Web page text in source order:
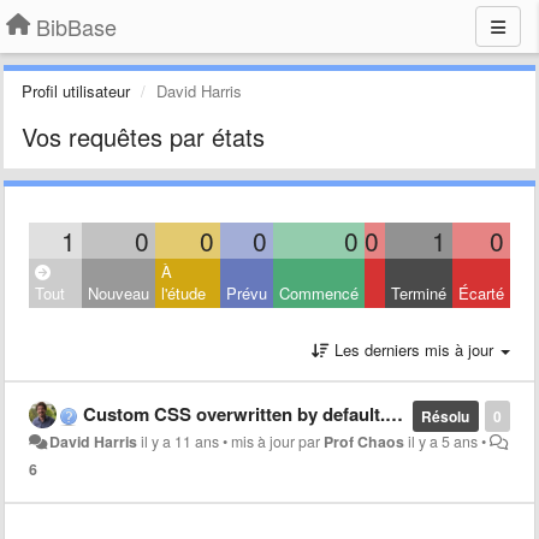
BibBase
Profil utilisateur David Harris
Vos requêtes par états
1 0 0 0 0 0 1 0
Tout Nouveau
À
l'étude
Prévu Commencé Terminé Écarté
Les derniers mis à jour
0
Résolu
Custom CSS overwritten by default.css
David Harrisil y a 11 ans• mis à jour par Prof Chaosil y a 5 ans•
6